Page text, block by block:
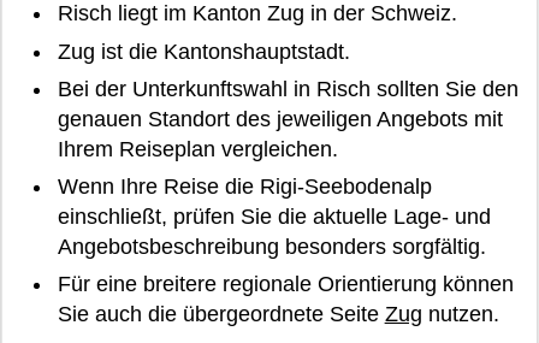
Risch liegt im Kanton Zug in der Schweiz.
Zug ist die Kantonshauptstadt.
Bei der Unterkunftswahl in Risch sollten Sie den
genauen Standort des jeweiligen Angebots mit
Ihrem Reiseplan vergleichen.
Wenn Ihre Reise die Rigi-Seebodenalp
einschließt, prüfen Sie die aktuelle Lage- und
Angebotsbeschreibung besonders sorgfältig.
Für eine breitere regionale Orientierung können
Sie auch die übergeordnete Seite Zug nutzen.